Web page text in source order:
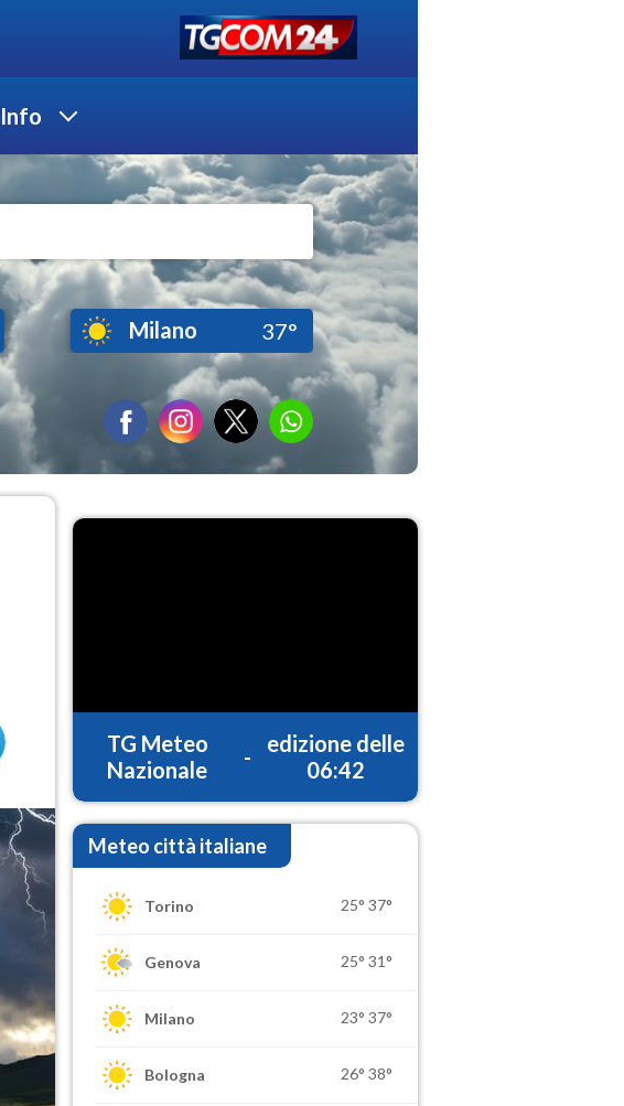
Info
Milano 37°
TG Meteo
Nazionale
-
edizione delle
06:42
Meteo città italiane
Torino 25° 37°
Genova 25° 31°
Milano 23° 37°
Bologna 26° 38°